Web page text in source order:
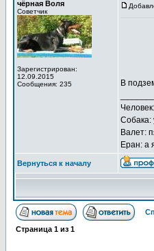
чёрная Воля
Советчик
Зарегистрирован:
12.09.2015
Сообщения: 235
В
Собака:
Валет:
Еран: а
Вернуться к началу
Страница 1 из 1